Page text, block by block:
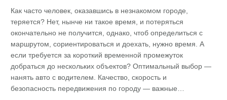
Как часто человек, оказавшись в незнакомом городе,
теряется? Нет, нынче ни такое время, и потеряться
окончательно не получится, однако, чтоб определиться с
маршрутом, сориентироваться и доехать, нужно время. А
если требуется за короткий временной промежуток
добраться до нескольких объектов? Оптимальный выбор —
нанять авто с водителем. Качество, скорость и
безопасность передвижения по городу — важные…